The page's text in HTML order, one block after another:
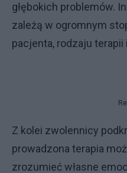
głębokich problemów.
zależą w ogromnym
pacjenta, rodzaju
Z kolei zwolennicy
prowadzona terapia
zrozumieć własne